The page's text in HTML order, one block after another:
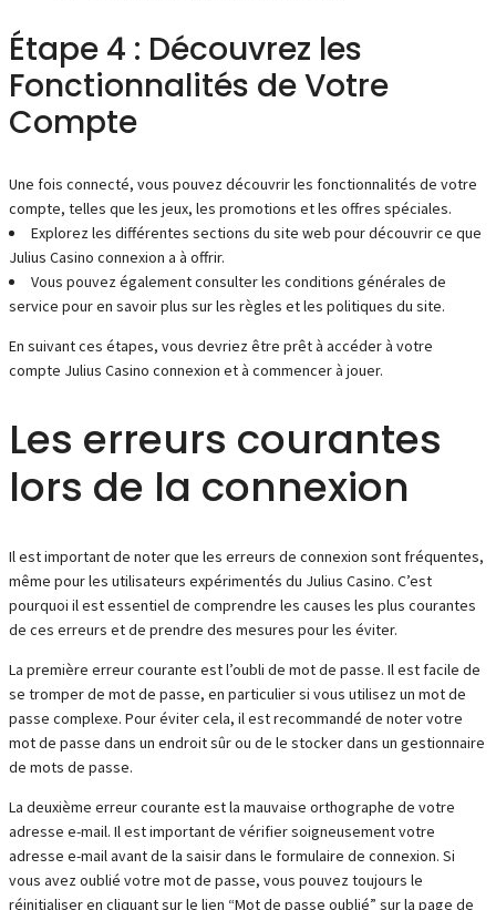
Étape 4 : Découvrez les
Fonctionnalités de Votre
Compte
Une fois connecté, vous pouvez découvrir les fonctionnalités de votre
compte, telles que les jeux, les promotions et les offres spéciales.
Explorez les différentes sections du site web pour découvrir ce que
Julius Casino connexion a à offrir.
Vous pouvez également consulter les conditions générales de
service pour en savoir plus sur les règles et les politiques du site.
En suivant ces étapes, vous devriez être prêt à accéder à votre
compte Julius Casino connexion et à commencer à jouer.
Les erreurs courantes
lors de la connexion
Il est important de noter que les erreurs de connexion sont fréquentes,
même pour les utilisateurs expérimentés du Julius Casino. C’est
pourquoi il est essentiel de comprendre les causes les plus courantes
de ces erreurs et de prendre des mesures pour les éviter.
La première erreur courante est l’oubli de mot de passe. Il est facile de
se tromper de mot de passe, en particulier si vous utilisez un mot de
passe complexe. Pour éviter cela, il est recommandé de noter votre
mot de passe dans un endroit sûr ou de le stocker dans un gestionnaire
de mots de passe.
La deuxième erreur courante est la mauvaise orthographe de votre
adresse e-mail. Il est important de vérifier soigneusement votre
adresse e-mail avant de la saisir dans le formulaire de connexion. Si
vous avez oublié votre mot de passe, vous pouvez toujours le
réinitialiser en cliquant sur le lien “Mot de passe oublié” sur la page de